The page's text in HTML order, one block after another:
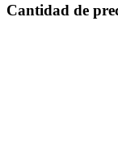
Cantidad de